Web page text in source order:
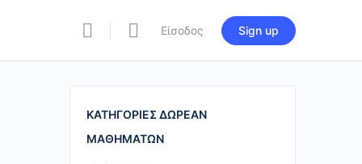
Είσοδος Sign up
ΚΑΤΗΓΟΡΙΕΣ ΔΩΡΕΑΝ
ΜΑΘΗΜΑΤΩΝ